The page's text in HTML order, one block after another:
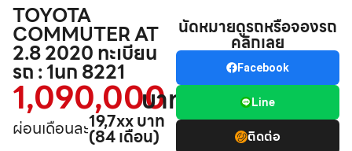
TOYOTA
COMMUTER AT
2.8 2020 ทะเบียน
รถ : 1นก 8221
1,090,000
บาท
ผ่อนเดือนละ19,7xx บาท
(84 เดือน)
นัดหมายดูรถหรือจองรถ
คลิกเลย
Facebook
Line
ติดต่อ